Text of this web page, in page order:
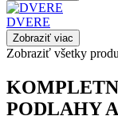
DVERE
Zobraziť viac
Zobraziť všetky
PODLAHY